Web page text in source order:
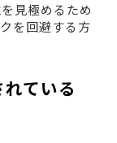
見極めるため
を回避する方
ている